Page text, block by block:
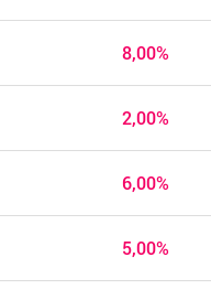
8,00%
2,00%
6,00%
5,00%